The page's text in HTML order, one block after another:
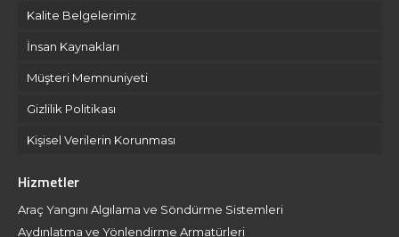
Kalite Belgelerimiz
İnsan Kaynakları
Müşteri Memnuniyeti
Gizlilik Politikası
Kişisel Verilerin Korunması
Hizmetler
Araç Yangını Algılama ve Söndürme Sistemleri
Aydınlatma ve Yönlendirme Armatürleri